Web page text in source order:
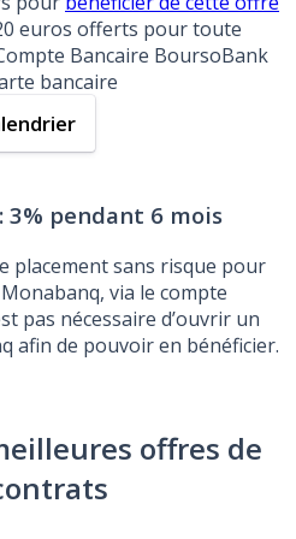
euros offerts pour toute
Bancaire BoursoBank
bancaire
3% pendant 6 mois
placement sans risque pour
via le compte
pas nécessaire d’ouvrir un
afin de pouvoir en bénéficier.
offres de